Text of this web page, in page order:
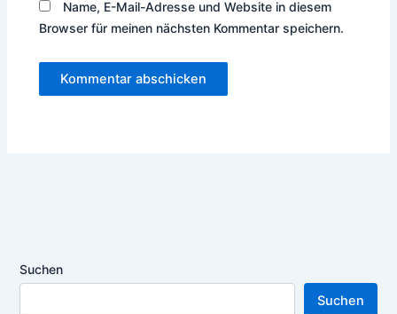
Name, E-Mail-Adresse und Website in diesem
Browser für meinen nächsten Kommentar speichern.
Suchen
Suchen